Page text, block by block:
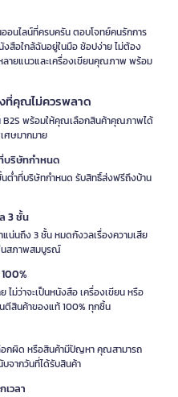
อนไลน์ที่ครบครัน ตอบโจทย์คนรักการ
สือใกล้ฉันอยู่ในมือ ช้อปง่าย ไม่ต้อง
ลายแนวและเครื่องเขียนคุณภาพ พร้อม
ที่คุณไม่ควรพลาด
B2S พร้อมให้คุณเลือกสินค้าคุณภาพได้
ศษมากมาย
บริษัทกำหนด
ต่ำที่บริษัทกำหนด รับสิทธิ์ส่งฟรีถึงบ้าน
3 ชั้น
น่นถึง 3 ชั้น หมดกังวลเรื่องความเสีย
นสภาพสมบูรณ์
ม่ว่าจะเป็นหนังสือ เครื่องเขียน หรือ
ตีสินค้าของแท้ 100% ทุกชิ้น
อกผิด หรือสินค้ามีปัญหา คุณสามารถ
จากวันที่ได้รับสินค้า
วลา